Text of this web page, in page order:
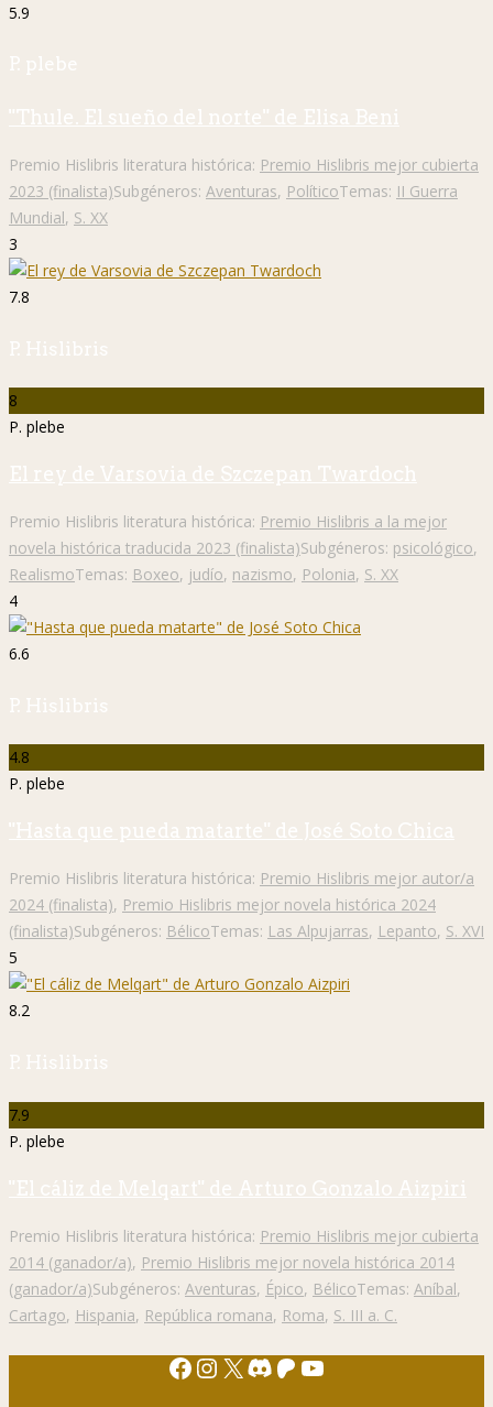
5.9
P. plebe
"Thule. El sueño del norte" de Elisa Beni
Premio Hislibris literatura histórica: Premio Hislibris mejor cubierta
2023 (finalista)Subgéneros: Aventuras, PolíticoTemas: II Guerra
Mundial, S. XX
3
7.8
P. Hislibris
8
P. plebe
El rey de Varsovia de Szczepan Twardoch
Premio Hislibris literatura histórica: Premio Hislibris a la mejor
novela histórica traducida 2023 (finalista)Subgéneros: psicológico,
RealismoTemas: Boxeo, judío, nazismo, Polonia, S. XX
4
6.6
P. Hislibris
4.8
P. plebe
"Hasta que pueda matarte" de José Soto Chica
Premio Hislibris literatura histórica: Premio Hislibris mejor autor/a
2024 (finalista), Premio Hislibris mejor novela histórica 2024
(finalista)Subgéneros: BélicoTemas: Las Alpujarras, Lepanto, S. XVI
5
8.2
P. Hislibris
7.9
P. plebe
"El cáliz de Melqart" de Arturo Gonzalo Aizpiri
Premio Hislibris literatura histórica: Premio Hislibris mejor cubierta
2014 (ganador/a), Premio Hislibris mejor novela histórica 2014
(ganador/a)Subgéneros: Aventuras, Épico, BélicoTemas: Aníbal,
Cartago, Hispania, República romana, Roma, S. III a. C.
Facebook
Instagram
X Discord
Patreon
YouTube